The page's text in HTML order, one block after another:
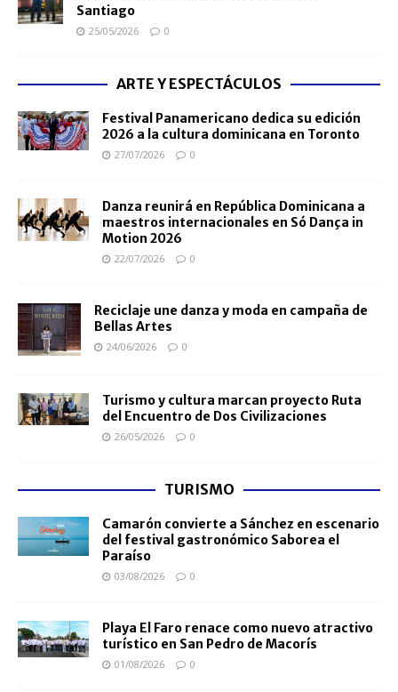
Santiago
25/05/2026 0
ARTE Y ESPECTÁCULOS
Festival Panamericano dedica su edición
2026 a la cultura dominicana en Toronto
27/07/2026 0
Danza reunirá en República Dominicana a
maestros internacionales en Só Dança in
Motion 2026
22/07/2026 0
Reciclaje une danza y moda en campaña de
Bellas Artes
24/06/2026 0
Turismo y cultura marcan proyecto Ruta
del Encuentro de Dos Civilizaciones
26/05/2026 0
TURISMO
Camarón convierte a Sánchez en escenario
del festival gastronómico Saborea el
Paraíso
03/08/2026 0
Playa El Faro renace como nuevo atractivo
turístico en San Pedro de Macorís
01/08/2026 0